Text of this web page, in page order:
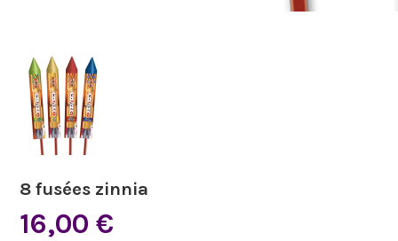
8 fusées zinnia
16,00 €